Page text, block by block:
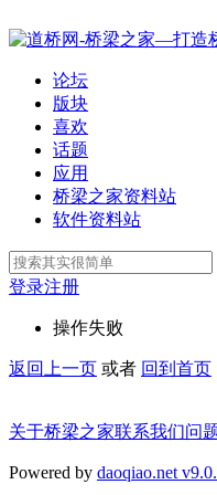
论坛
版块
喜欢
话题
应用
桥梁之家资料站
软件资料站
登录注册
操作失败
返回上一页 或者 回到首页
关于桥梁之家联系我们问
Powered by daoqiao.net